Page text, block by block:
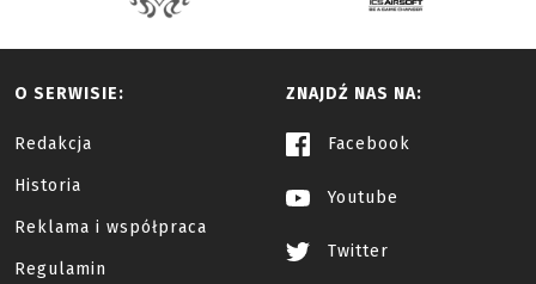
O SERWISIE:
Redakcja
Historia
Reklama i współpraca
Regulamin
ZNAJDŹ NAS NA:
Facebook
Youtube
Twitter